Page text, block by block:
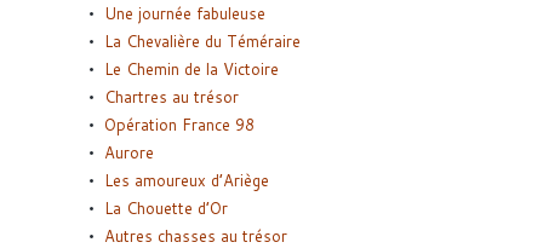
Une journée fabuleuse
La Chevalière du Téméraire
Le Chemin de la Victoire
Chartres au trésor
Opération France 98
Aurore
Les amoureux d’Ariège
La Chouette d’Or
Autres chasses au trésor